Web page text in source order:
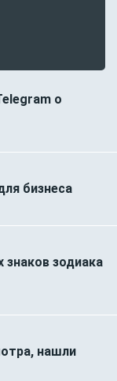
о
бизнеса
знаков зодиака
нашли